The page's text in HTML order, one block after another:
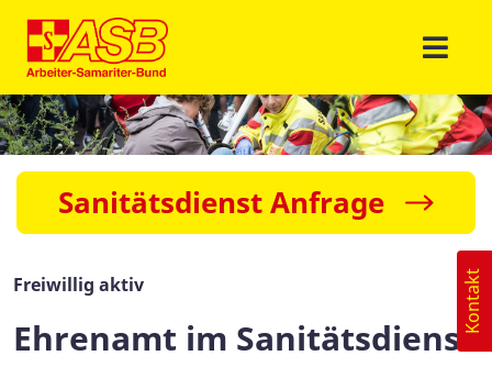
Sanitätsdienst Anfrage
Freiwillig aktiv
Ehrenamt im Sanitätsdienst
Kontakt